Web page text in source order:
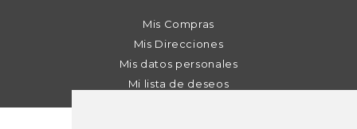
Mis Compras
Mis Direcciones
Mis datos personales
Mi lista de deseos